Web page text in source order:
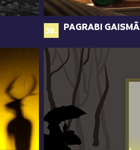
38. PAGRABI GAISMĀ